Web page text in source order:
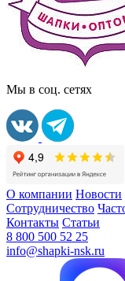
Мы в соц. сетях
О компании Новости
Сотрудничество
Контакты Статьи
8 800 500 52 25
info@shapki-nsk.ru